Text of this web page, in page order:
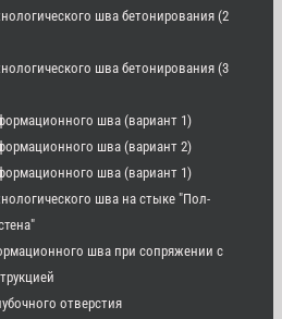
шва бетонирования (2
шва бетонирования (3
шва (вариант 1)
шва (вариант 2)
шва (вариант 1)
шва на стыке "Пол-
шва при сопряжении с
отверстия